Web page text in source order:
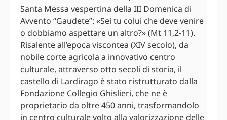
Santa Messa vespertina della III Domenica di
Avvento “Gaudete”: «Sei tu colui che deve venire
o dobbiamo aspettare un altro?» (Mt 11,2-11).
Risalente all’epoca viscontea (XIV secolo), da
nobile corte agricola a innovativo centro
culturale, attraverso otto secoli di storia, il
castello di Lardirago è stato ristrutturato dalla
Fondazione Collegio Ghislieri, che ne è
proprietario da oltre 450 anni, trasformandolo
in centro culturale volto alla valorizzazione delle